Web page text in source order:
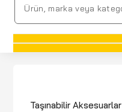
Taşınabilir Aksesuarlar